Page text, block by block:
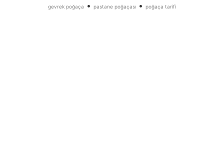
gevrek poğaça • pastane poğaçası • poğaça tarifi